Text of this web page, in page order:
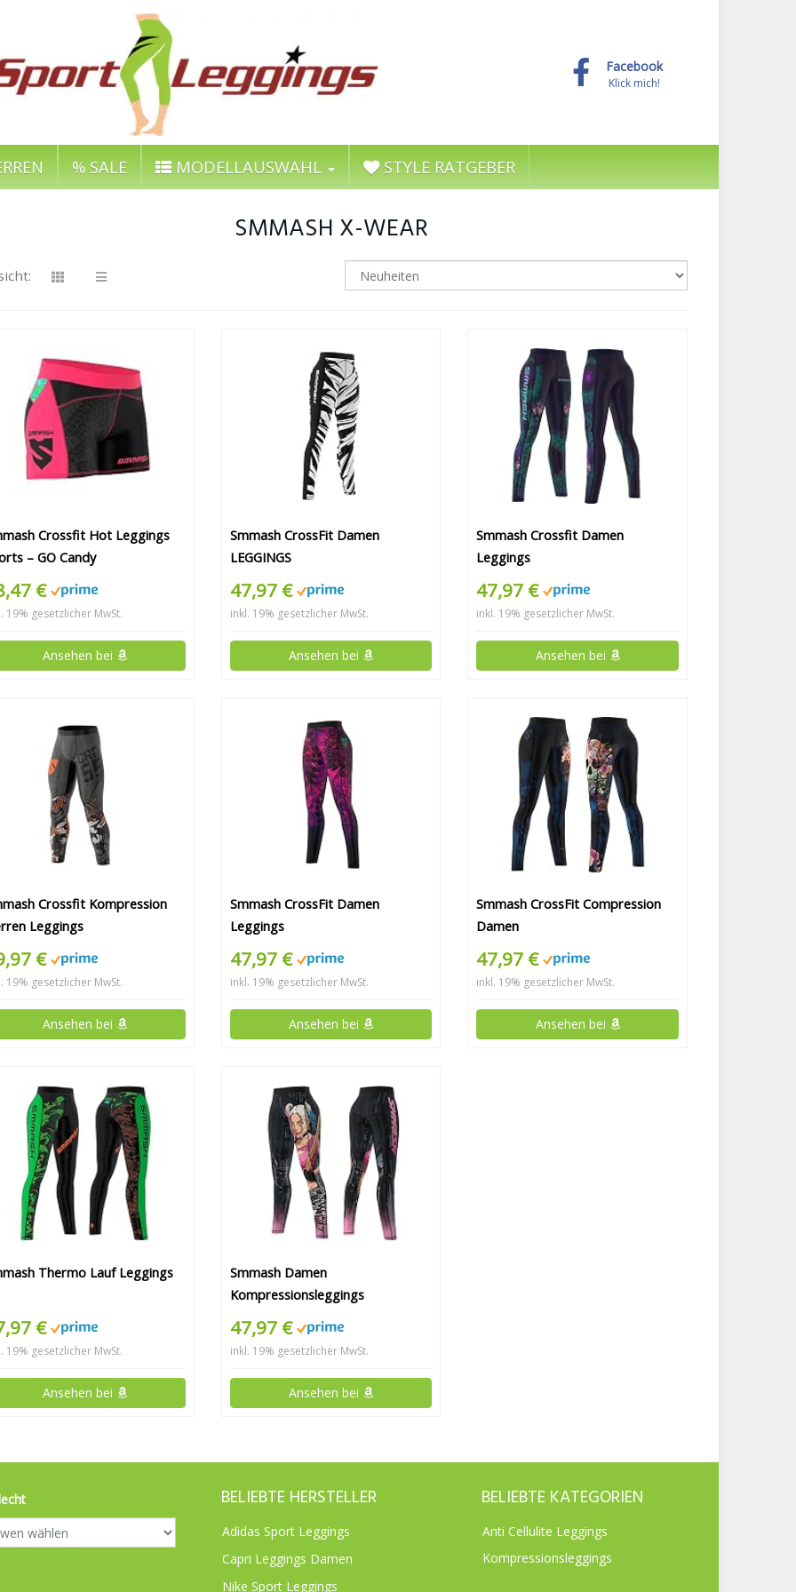
Facebook
Klick mich!
% SALE MODELLAUSWAHL STYLE RATGEBER
SMMASH X-WEAR
Crossfit Hot Leggings
– GO Candy
€
19% gesetzlicher MwSt.
Ansehen bei
Smmash CrossFit Damen
LEGGINGS
47,97 €
inkl. 19% gesetzlicher MwSt.
Ansehen bei
Smmash Crossfit Damen
Leggings
47,97 €
inkl. 19% gesetzlicher MwSt.
Ansehen bei
Crossfit Kompression
Leggings
€
19% gesetzlicher MwSt.
Ansehen bei
Smmash CrossFit Damen
Leggings
47,97 €
inkl. 19% gesetzlicher MwSt.
Ansehen bei
Smmash CrossFit Compression
Damen
47,97 €
inkl. 19% gesetzlicher MwSt.
Ansehen bei
Thermo Lauf Leggings
€
19% gesetzlicher MwSt.
Ansehen bei
Smmash Damen
Kompressionsleggings
47,97 €
inkl. 19% gesetzlicher MwSt.
Ansehen bei
BELIEBTE HERSTELLER
Adidas Sport Leggings
Capri Leggings Damen
Nike Sport Leggings
BELIEBTE KATEGORIEN
Anti Cellulite Leggings
Kompressionsleggings